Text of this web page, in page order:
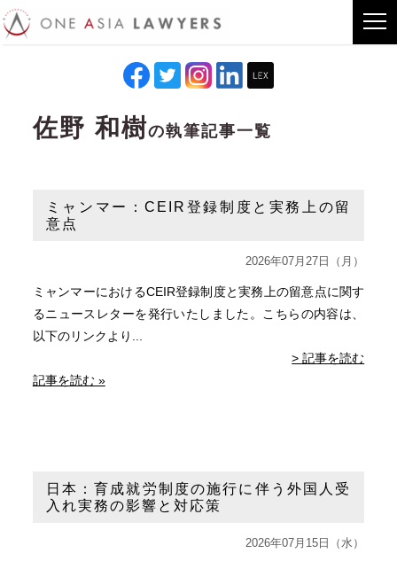
佐野 和樹の執筆記事一覧
ミャンマー：CEIR登録制度と実務上の留
意点
2026年07月27日（月）
ミャンマーにおけるCEIR登録制度と実務上の留意点に関す
るニュースレターを発行いたしました。こちらの内容は、
以下のリンクより...
> 記事を読む
記事を読む »
日本：育成就労制度の施行に伴う外国人受
入れ実務の影響と対応策
2026年07月15日（水）